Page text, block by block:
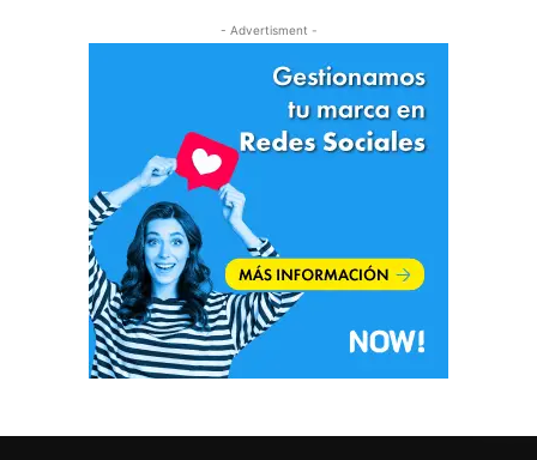
- Advertisment -